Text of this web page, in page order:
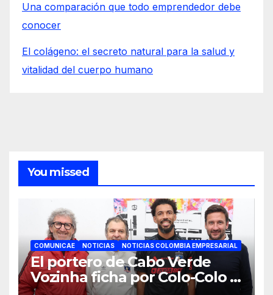
Una comparación que todo emprendedor debe
conocer
El colágeno: el secreto natural para la salud y
vitalidad del cuerpo humano
You missed
COMUNICAE NOTICIAS NOTICIAS COLOMBIA EMPRESARIAL
El portero de Cabo Verde
Vozinha ficha por Colo-Colo y